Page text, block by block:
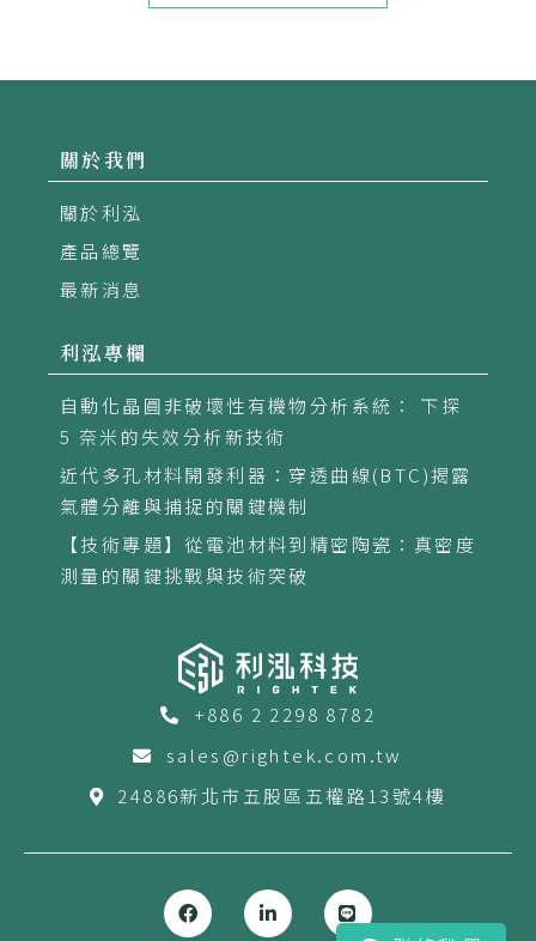
關於我們
關於利泓
產品總覽
最新消息
利泓專欄
自動化晶圓非破壞性有機物分析系統： 下探
5 奈米的失效分析新技術
近代多孔材料開發利器：穿透曲線(BTC)揭露
氣體分離與捕捉的關鍵機制
【技術專題】從電池材料到精密陶瓷：真密度
測量的關鍵挑戰與技術突破
+886 2 2298 8782
sales@rightek.com.tw
24886新北市五股區五權路13號4樓